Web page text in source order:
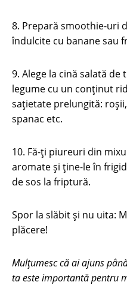
8. Prepară smoothie-uri
îndulcite cu banane sau
9. Alege la cină salată
legume cu un conţinut
saţietate prelungită:
spanac etc.
10. Fă-ţi piureuri din
aromate şi ţine-le în
de sos la friptură.
Spor la slăbit şi nu uita:
plăcere!
Mulțumesc că ai ajuns
ta este importantă pentru